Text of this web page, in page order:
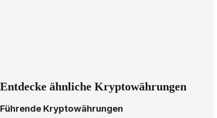
Entdecke ähnliche Kryptowährungen
Führende Kryptowährungen